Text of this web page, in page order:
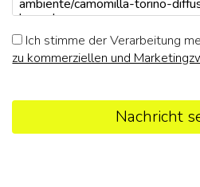
Ich stimme der Verarbeitung
zu kommerziellen und
Nachricht